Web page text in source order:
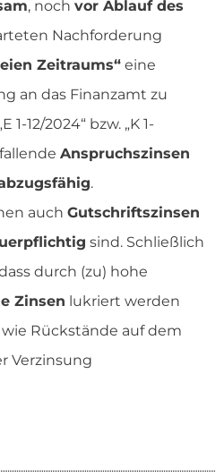
, noch vor Ablauf des
Nachforderung
Zeitraums“ eine
an das Finanzamt zu
1-12/2024“ bzw. „K 1-
Anspruchszinsen
.
auch Gutschriftszinsen
sind. Schließlich
durch (zu) hohe
Zinsen lukriert werden
Rückstände auf dem
Verzinsung